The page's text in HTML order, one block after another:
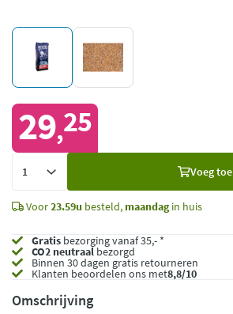
29,25
Voeg toe
Voor23.59u besteld, maandagin huis
Gratis bezorging vanaf 35,- *
CO2 neutraalbezorgd
Binnen 30 dagen gratis retourneren
Klanten beoordelen ons met8,8/10
Omschrijving